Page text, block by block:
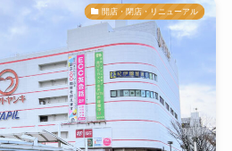
開店・閉店・リニューアル